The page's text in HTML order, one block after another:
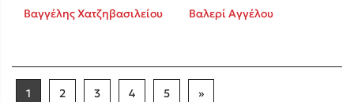
Βαγγέλης Χατζηβασιλείου Βαλερί Αγγέλου
1 2 3 4 5 »